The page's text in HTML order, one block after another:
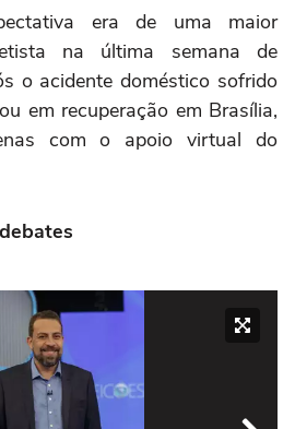
era de uma maior
na última semana de
o acidente doméstico sofrido
em recuperação em Brasília,
com o apoio virtual do